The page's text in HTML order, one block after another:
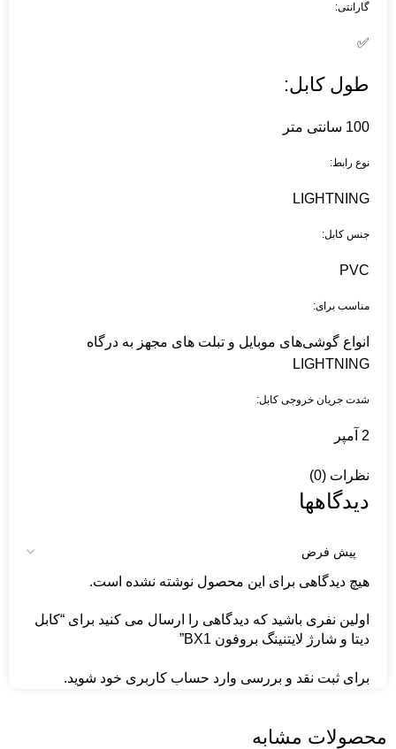
گارانتی:
✅
طول کابل:
100 سانتی متر
نوع رابط:
LIGHTNING
جنس کابل:
PVC
مناسب برای:
انواع گوشی‌های موبایل و تبلت های مجهز به درگاه
LIGHTNING
شدت جریان خروجی کابل:
2 آمپر
نظرات (0)
دیدگاهها
هیچ دیدگاهی برای این محصول نوشته نشده است.
اولین نفری باشید که دیدگاهی را ارسال می کنید برای “کابل
دیتا و شارژ لایتنینگ بروفون BX1”
برای ثبت نقد و بررسی وارد حساب کاربری خود شوید.
محصولات مشابه